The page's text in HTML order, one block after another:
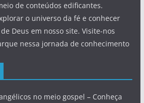
de conteúdos edificantes.
o universo da fé e conhecer
Deus em nosso site. Visite-nos
nessa jornada de conhecimento
no meio gospel – Conheça